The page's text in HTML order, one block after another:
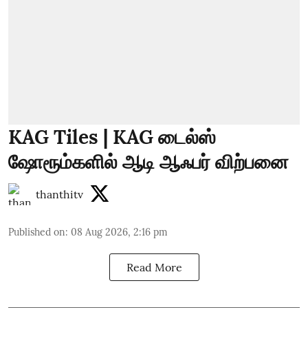
KAG Tiles | KAG டைல்ஸ்
ஷோரூம்களில் ஆடி ஆஃபர் விற்பனை
thanthitv
Published on: 08 Aug 2026, 2:16 pm
Read More